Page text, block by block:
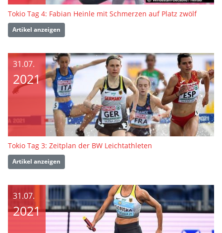
Tokio Tag 4: Fabian Heinle mit Schmerzen auf Platz zwölf
Artikel anzeigen
31.07.
2021
Tokio Tag 3: Zeitplan der BW Leichtathleten
Artikel anzeigen
31.07.
2021